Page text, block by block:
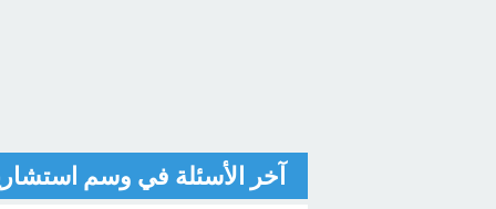
آخر الأسئلة في وسم